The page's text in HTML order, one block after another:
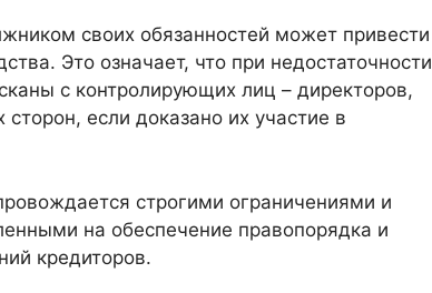
своих обязанностей может привести
Это означает, что при недостаточности
с контролирующих лиц – директоров,
если доказано их участие в
строгими ограничениями и
на обеспечение правопорядка и
кредиторов.